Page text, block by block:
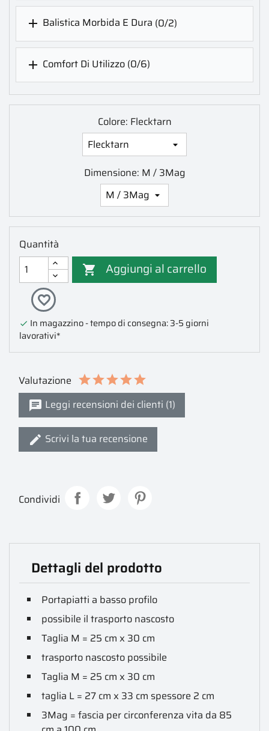
 Balistica Morbida E Dura (0/2)
 Comfort Di Utilizzo (0/6)
Colore: Flecktarn
Dimensione: M / 3Mag
Quantità
 Aggiungi al carrello
favorite_border
 In magazzino - tempo di consegna: 3-5 giorni
lavorativi*
Valutazione
Leggi recensioni dei clienti (1)
Scrivi la tua recensione
Condividi
Dettagli del prodotto
Portapiatti a basso profilo
possibile il trasporto nascosto
Taglia M = 25 cm x 30 cm
trasporto nascosto possibile
Taglia M = 25 cm x 30 cm
taglia L = 27 cm x 33 cm spessore 2 cm
3Mag = fascia per circonferenza vita da 85